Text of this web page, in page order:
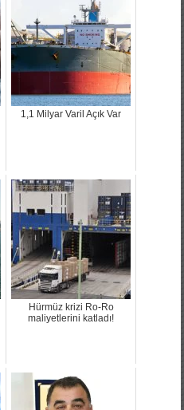
1,1 Milyar Varil Açık Var
Hürmüz krizi Ro-Ro
maliyetlerini katladı!